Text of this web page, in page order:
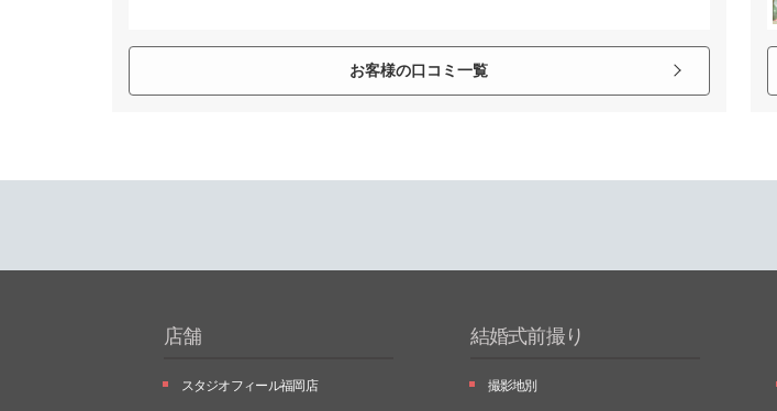
お客様の口コミ一覧
店舗
スタジオフィール福岡店
結婚式前撮り
撮影地別